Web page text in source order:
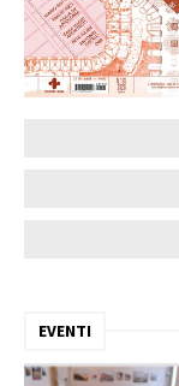
EVENTI